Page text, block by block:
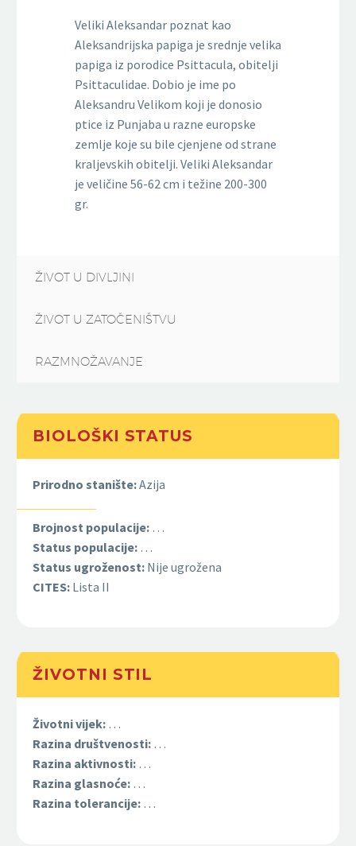
Veliki Aleksandar poznat kao
Aleksandrijska papiga je srednje velika
papiga iz porodice Psittacula, obitelji
Psittaculidae. Dobio je ime po
Aleksandru Velikom koji je donosio
ptice iz Punjaba u razne europske
zemlje koje su bile cjenjene od strane
kraljevskih obitelji. Veliki Aleksandar
je veličine 56-62 cm i težine 200-300
gr.
ŽIVOT U DIVLJINI
ŽIVOT U ZATOČENIŠTVU
RAZMNOŽAVANJE
BIOLOŠKI STATUS
Prirodno stanište:Azija
Brojnost populacije: …
Status populacije: …
Status ugroženost: Nije ugrožena
CITES: Lista II
ŽIVOTNI STIL
Životni vijek: …
Razina društvenosti: …
Razina aktivnosti: …
Razina glasnoće: …
Razina tolerancije: …